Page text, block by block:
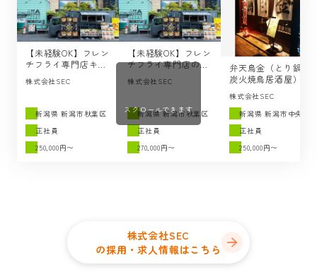
【未経験OK】フレン
チフライ専門店キッ
タッフの求人 /
区）
株式会社SEC
新潟県 新潟市秋葉区
正社員
250,000円〜
【未経験OK】フレン
チフライ専門店の店
SEC（新潟市秋葉
株式会社SEC
新潟県 新潟市秋葉区
正社員
270,000円〜
弁天鳥金（とり鍋と
炭火焼鳥居酒屋）の
求人 / SEC（新潟市
中央区）
株式会社SEC
新潟県 新潟市中央区
正社員
250,000円〜
スクロールできます
株式会社SEC
の採用・求人情報はこちら